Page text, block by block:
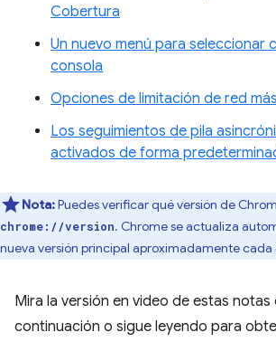
Cobertura
Un nuevo menú para seleccionar
consola
Opciones de limitación de red
Los seguimientos de pila
activados de forma
Nota:Puedes verificar qué versión de
chrome://version. Chrome se actualiza
nueva versión principal aproximadamente cada
Mira la versión en video de estas notas
continuación o sigue leyendo para